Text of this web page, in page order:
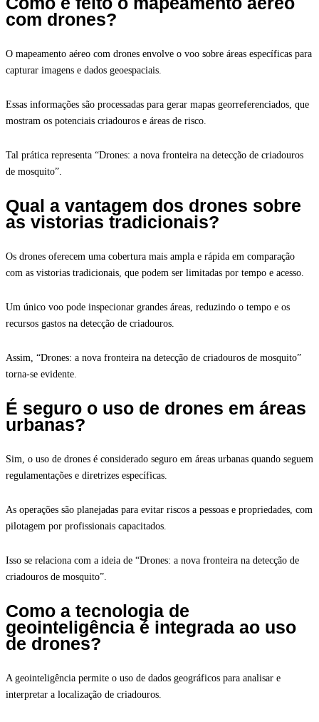
com drones?
O mapeamento aéreo com drones envolve o voo sobre áreas específicas para
capturar imagens e dados geoespaciais.
Essas informações são processadas para gerar mapas georreferenciados, que
mostram os potenciais criadouros e áreas de risco.
Tal prática representa “Drones: a nova fronteira na detecção de criadouros
de mosquito”.
Qual a vantagem dos drones sobre
as vistorias tradicionais?
Os drones oferecem uma cobertura mais ampla e rápida em comparação
com as vistorias tradicionais, que podem ser limitadas por tempo e acesso.
Um único voo pode inspecionar grandes áreas, reduzindo o tempo e os
recursos gastos na detecção de criadouros.
Assim, “Drones: a nova fronteira na detecção de criadouros de mosquito”
torna-se evidente.
É seguro o uso de drones em áreas
urbanas?
Sim, o uso de drones é considerado seguro em áreas urbanas quando seguem
regulamentações e diretrizes específicas.
As operações são planejadas para evitar riscos a pessoas e propriedades, com
pilotagem por profissionais capacitados.
Isso se relaciona com a ideia de “Drones: a nova fronteira na detecção de
criadouros de mosquito”.
Como a tecnologia de
geointeligência é integrada ao uso
de drones?
A geointeligência permite o uso de dados geográficos para analisar e
interpretar a localização de criadouros.